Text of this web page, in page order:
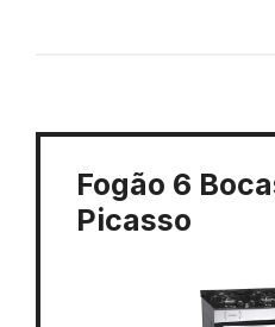
Fogão 6
Picasso